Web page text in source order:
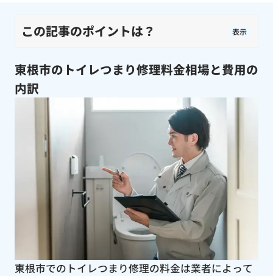
この記事のポイントは？ 表示
東根市のトイレつまり修理料金相場と費用の
内訳
東根市でのトイレつまり修理の料金は業者によって